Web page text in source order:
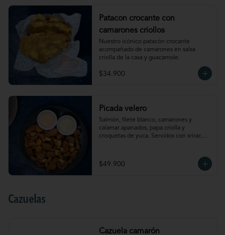
Patacon crocante con
camarones criollos
Nuestro icónico patacón crocante
acompañado de camarones en salsa
criolla de la casa y guacamole.
$34.900
Picada velero
Salmón, filete blanco, camarones y
calamar apanados, papa criolla y
croquetas de yuca. Servidos con sriracha
$49.900
Cazuelas
Cazuela camarón